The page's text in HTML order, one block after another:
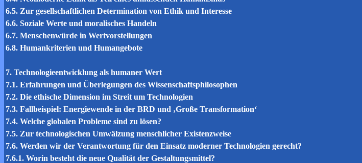
6.5. Zur gesellschaftlichen Determination von Ethik und Interesse
6.6. Soziale Werte und moralisches Handeln
6.7. Menschenwürde in Wertvorstellungen
6.8. Humankriterien und Humangebote
7. Technologieentwicklung als humaner Wert
7.1. Erfahrungen und Überlegungen des Wissenschaftsphilosophen
7.2. Die ethische Dimension im Streit um Technologien
7.3. Fallbeispiel: Energiewende in der BRD und ‚Große Transformation‘
7.4. Welche globalen Probleme sind zu lösen?
7.5. Zur technologischen Umwälzung menschlicher Existenzweise
7.6. Werden wir der Verantwortung für den Einsatz moderner Technologien gerecht?
7.6.1. Worin besteht die neue Qualität der Gestaltungsmittel?